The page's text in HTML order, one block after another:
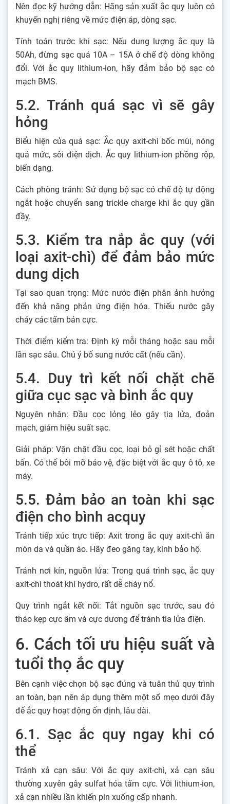
Nên đọc kỹ hướng dẫn: Hãng sản xuất ắc quy luôn có
khuyến nghị riêng về mức điện áp, dòng sạc.
Tính toán trước khi sạc: Nếu dung lượng ắc quy là
50Ah, đừng sạc quá 10A – 15A ở chế độ dòng không
đổi. Với ắc quy lithium-ion, hãy đảm bảo bộ sạc có
mạch BMS.
5.2. Tránh quá sạc vì sẽ gây
hỏng
Biểu hiện của quá sạc: Ắc quy axit-chì bốc mùi, nóng
quá mức, sôi điện dịch. Ắc quy lithium-ion phồng rộp,
biến dạng.
Cách phòng tránh: Sử dụng bộ sạc có chế độ tự động
ngắt hoặc chuyển sang trickle charge khi ắc quy gần
đầy.
5.3. Kiểm tra nắp ắc quy (với
loại axit-chì) để đảm bảo mức
dung dịch
Tại sao quan trọng: Mức nước điện phân ảnh hưởng
đến khả năng phản ứng điện hóa. Thiếu nước gây
cháy các tấm bản cực.
Thời điểm kiểm tra: Định kỳ mỗi tháng hoặc sau mỗi
lần sạc sâu. Chú ý bổ sung nước cất (nếu cần).
5.4. Duy trì kết nối chặt chẽ
giữa cục sạc và bình ắc quy
Nguyên nhân: Đầu cọc lỏng lẻo gây tia lửa, đoản
mạch, giảm hiệu suất sạc.
Giải pháp: Vặn chặt đầu cọc, loại bỏ gỉ sét hoặc chất
bẩn. Có thể bôi mỡ bảo vệ, đặc biệt với ắc quy ô tô, xe
máy.
5.5. Đảm bảo an toàn khi sạc
điện cho bình acquy
Tránh tiếp xúc trực tiếp: Axit trong ắc quy axit-chì ăn
mòn da và quần áo. Hãy đeo găng tay, kính bảo hộ.
Tránh nơi kín, nguồn lửa: Trong quá trình sạc, ắc quy
axit-chì thoát khí hydro, rất dễ cháy nổ.
Quy trình ngắt kết nối: Tắt nguồn sạc trước, sau đó
tháo kẹp cực âm và cực dương để tránh tia lửa điện.
6. Cách tối ưu hiệu suất và
tuổi thọ ắc quy
Bên cạnh việc chọn bộ sạc đúng và tuân thủ quy trình
an toàn, bạn nên áp dụng thêm một số mẹo dưới đây
để ắc quy hoạt động ổn định, lâu dài.
6.1. Sạc ắc quy ngay khi có
thể
Tránh xả cạn sâu: Với ắc quy axit-chì, xả cạn sâu
thường xuyên gây sulfat hóa tấm cực. Với lithium-ion,
xả cạn nhiều lần khiến pin xuống cấp nhanh.